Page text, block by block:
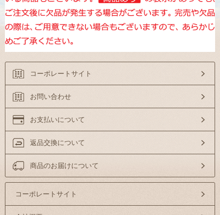
コーポレートサイト
お問い合わせ
お支払いについて
返品交換について
商品のお届けについて
コーポレートサイト